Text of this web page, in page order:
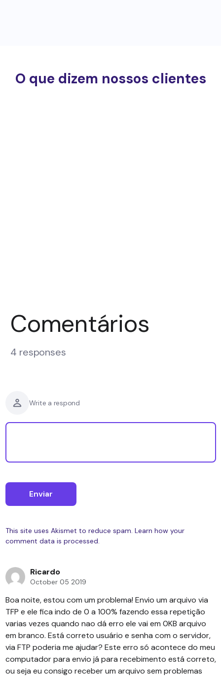
O que dizem nossos clientes
Comentários
4 responses
Write a respond
This site uses Akismet to reduce spam. Learn how your
comment data is processed.
Ricardo
October 05 2019
Boa noite, estou com um problema! Envio um arquivo via
TFP e ele fica indo de 0 a 100% fazendo essa repetição
varias vezes quando nao dá erro ele vai em 0KB arquivo
em branco. Está correto usuário e senha com o servidor,
via FTP poderia me ajudar? Este erro só acontece do meu
computador para envio já para recebimento está correto,
ou seja eu consigo receber um arquivo sem problemas